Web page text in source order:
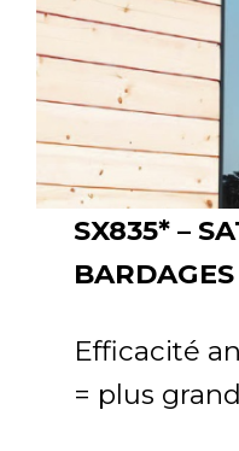
SX835* –
BARDAGES
Efficacité
= plus